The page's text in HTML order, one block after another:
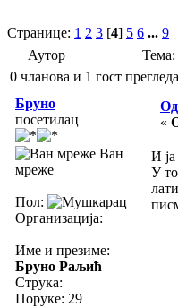
Странице: 1 2 3 [4] 5 6 ... 9
Аутор
0 чланова и 1 гост
Бруно
посетилац
Ван
мреже
Пол:
Организација:
Име и презиме:
Бруно Раљић
Струка:
Поруке: 29
«
И
У